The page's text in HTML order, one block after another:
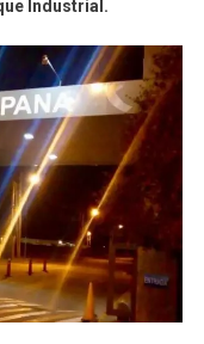
Industrial.